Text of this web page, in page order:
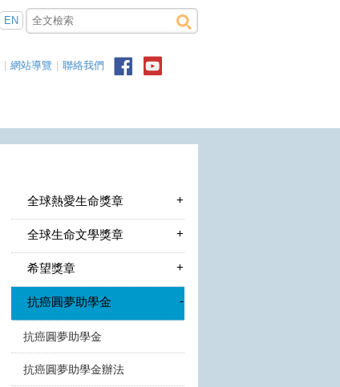
EN
網站導覽 聯絡我們
全球熱愛生命獎章 +
全球生命文學獎章 +
希望獎章 +
抗癌圓夢助學金 -
抗癌圓夢助學金
抗癌圓夢助學金辦法